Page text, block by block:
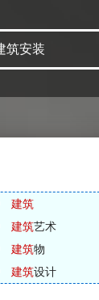
建筑
建筑艺术
建筑物
建筑设计